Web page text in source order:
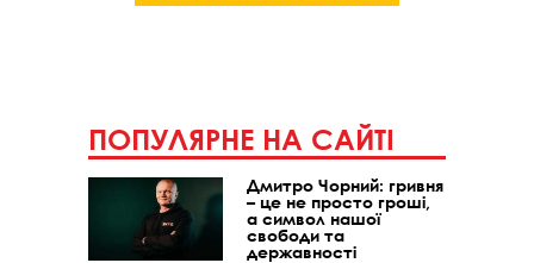
ПОПУЛЯРНЕ НА САЙТІ
Дмитро Чорний: гривня
– це не просто гроші,
а символ нашої
свободи та
державності